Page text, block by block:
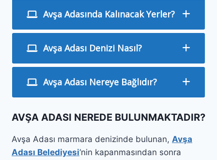
Avşa Adasında Kalınacak Yerler?
Avşa Adası Denizi Nasıl?
Avşa Adası Nereye Bağlıdır?
AVŞA ADASI NEREDE BULUNMAKTADIR?
Avşa Adası marmara denizinde bulunan, Avşa
Adası Belediyesi‘nin kapanmasından sonra